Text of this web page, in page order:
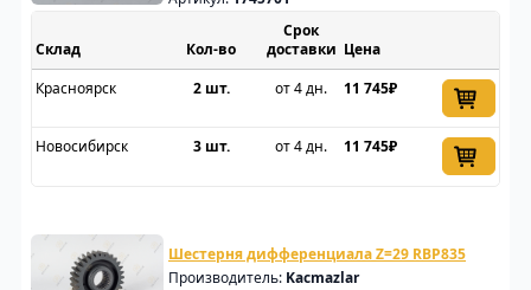
Склад
Срок
доставки Цена
Красноярск
2 шт. от 4 дн. 11 745₽
Новосибирск 3 шт. от 4 дн. 11 745₽
Шестерня дифференциала Z=29 RBP835
Производитель: Kacmazlar